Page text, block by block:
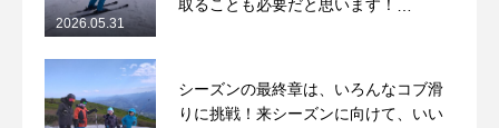
取ることも必要だと思います！
2026.05.31
シーズンの最終章は、いろんなコブ滑
りに挑戦！来シーズンに向けて、いい